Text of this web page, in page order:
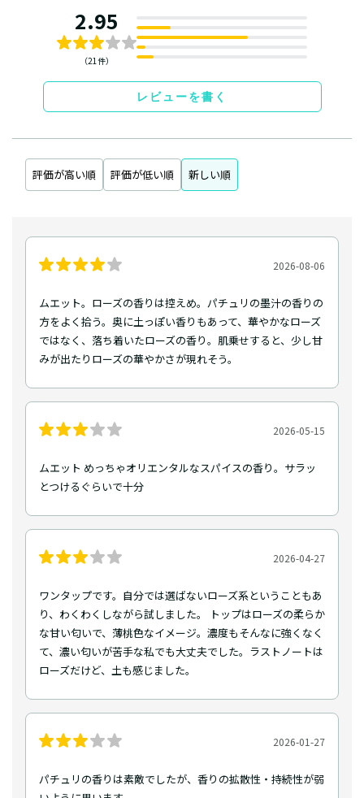
2.95
（21件）
レビューを書く
評価が高い順 評価が低い順 新しい順
2026-08-06
ムエット。ローズの香りは控えめ。パチュリの墨汁の香りの
方をよく拾う。奥に土っぽい香りもあって、華やかなローズ
ではなく、落ち着いたローズの香り。肌乗せすると、少し甘
みが出たりローズの華やかさが現れそう。
2026-05-15
ムエット めっちゃオリエンタルなスパイスの香り。サラッ
とつけるぐらいで十分
2026-04-27
ワンタップです。自分では選ばないローズ系ということもあ
り、わくわくしながら試しました。 トップはローズの柔らか
な甘い匂いで、薄桃色なイメージ。濃度もそんなに強くなく
て、濃い匂いが苦手な私でも大丈夫でした。ラストノートは
ローズだけど、土も感じました。
2026-01-27
パチュリの香りは素敵でしたが、香りの拡散性・持続性が弱